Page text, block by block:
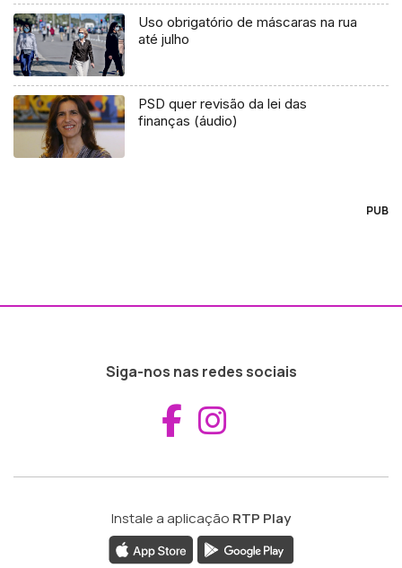
Uso obrigatório de máscaras na rua
até julho
PSD quer revisão da lei das
finanças (áudio)
PUB
Siga-nos nas redes sociais
Aceder ao
Instale a aplicação RTP Play